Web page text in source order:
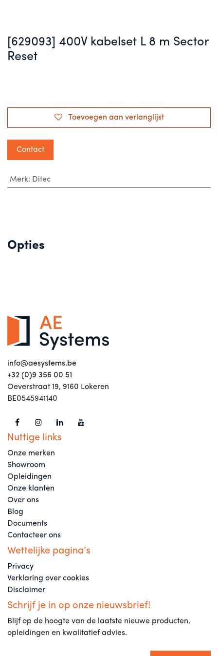
[629093] 400V kabelset L 8 m Sector
Reset
Toevoegen aan verlanglijst
Contact
Merk: Ditec
Opties
info@aesystems.be
+32 (0)9 356 00 51
Oeverstraat 19, 9160 Lokeren
BE0545941140
Nuttige links
Onze merken
Showroom
Opleidingen
Onze klanten
Over ons
Blog
Documents
Contacteer ons
Wettelijke pagina’s
Privacy
Verklaring over cookies
Disclaimer
Schrijf je in op onze nieuwsbrief!
Blijf op de hoogte van de laatste nieuwe producten,
opleidingen en kwalitatief advies.